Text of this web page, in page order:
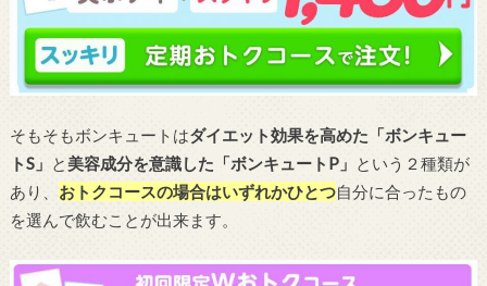
そもそもボンキュートはダイエット効果を高めた「ボンキュー
トS」 と美容成分を意識した「ボンキュートP」 という２種類が
あり、 おトクコースの場合はいずれかひとつ自分に合ったもの
を選んで飲むことが出来ます。